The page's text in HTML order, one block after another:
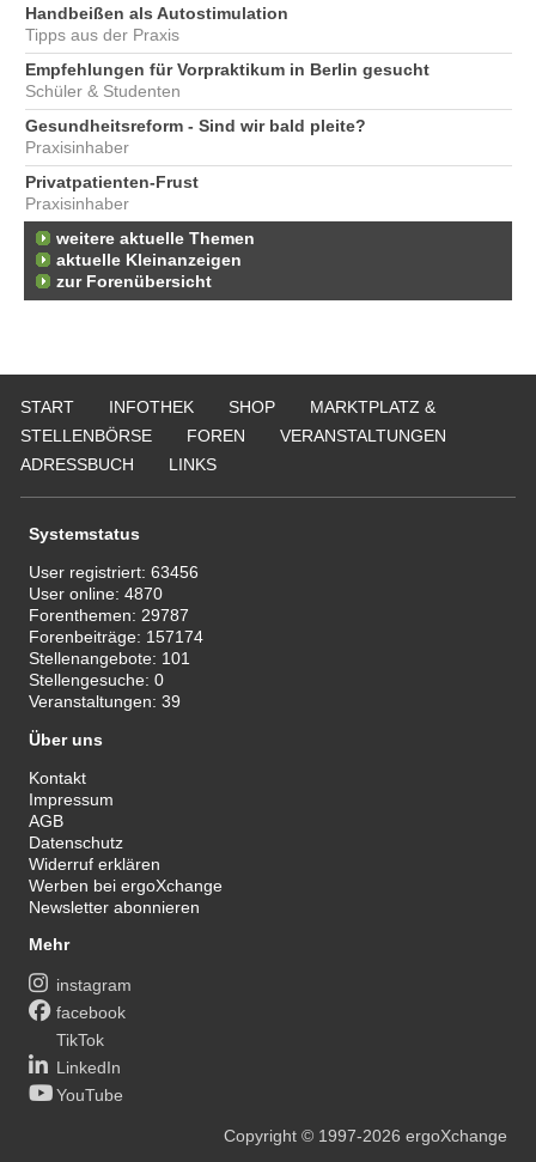
Handbeißen als Autostimulation
Tipps aus der Praxis
Empfehlungen für Vorpraktikum in Berlin gesucht
Schüler & Studenten
Gesundheitsreform - Sind wir bald pleite?
Praxisinhaber
Privatpatienten-Frust
Praxisinhaber
weitere aktuelle Themen
aktuelle Kleinanzeigen
zur Forenübersicht
START INFOTHEK SHOP
MARKTPLATZ &
STELLENBÖRSE
FOREN
VERANSTALTUNGEN
ADRESSBUCH
LINKS
Systemstatus
User registriert:63456
User online:4870
Forenthemen: 29787
Forenbeiträge: 157174
Stellenangebote: 101
Stellengesuche:0
Veranstaltungen:39
Über uns
Kontakt
Impressum
AGB
Datenschutz
Widerruf erklären
Werben bei ergoXchange
Newsletter abonnieren
Mehr
instagram
facebook
TikTok
LinkedIn
YouTube
Copyright© 1997-2026 ergoXchange